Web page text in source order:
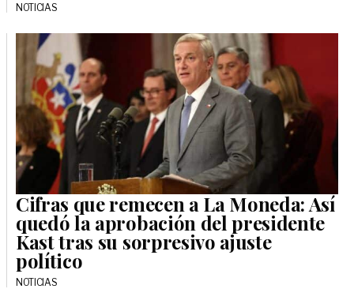
NOTICIAS
Cifras que remecen a La Moneda: Así
quedó la aprobación del presidente
Kast tras su sorpresivo ajuste
político
NOTICIAS